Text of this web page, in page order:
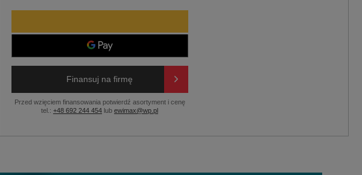
Finansuj na firmę
Przed wzięciem finansowania potwierdź asortyment i cenę
tel.:+48 692 244 454 lubewimax@wp.pl